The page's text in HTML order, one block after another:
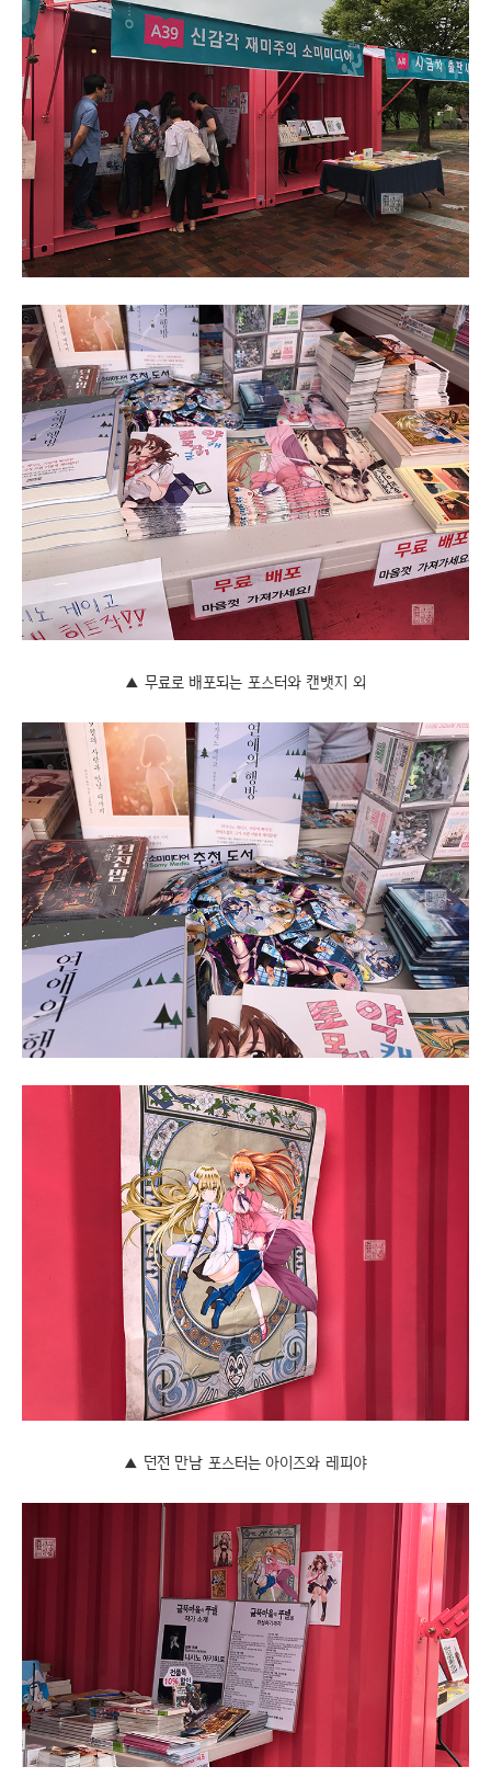
▲ 무료로 배포되는 포스터와 캔뱃지 외
▲ 던전 만남 포스터는 아이즈와 레피야